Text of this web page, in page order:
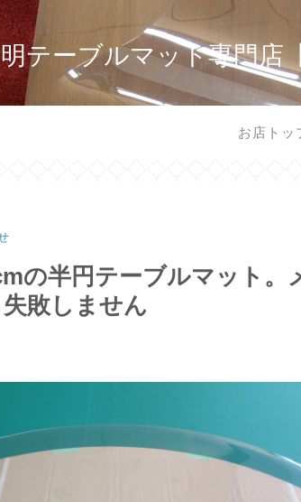
テーブルマット専門店
お店トッ
の半円テーブルマット。
敗しません